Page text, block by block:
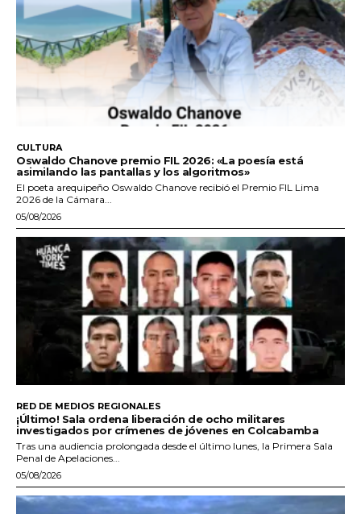
CULTURA
Oswaldo Chanove premio FIL 2026: «La poesía está
asimilando las pantallas y los algoritmos»
El poeta arequipeño Oswaldo Chanove recibió el Premio FIL Lima
2026 de la Cámara...
05/08/2026
RED DE MEDIOS REGIONALES
¡Último! Sala ordena liberación de ocho militares
investigados por crímenes de jóvenes en Colcabamba
Tras una audiencia prolongada desde el último lunes, la Primera Sala
Penal de Apelaciones...
05/08/2026